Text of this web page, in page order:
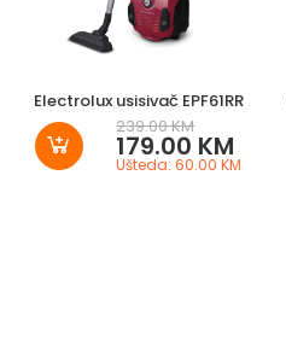
Electrolux usisivač EPF61RR
239.00 KM
179.00 KM
Ušteda: 60.00 KM